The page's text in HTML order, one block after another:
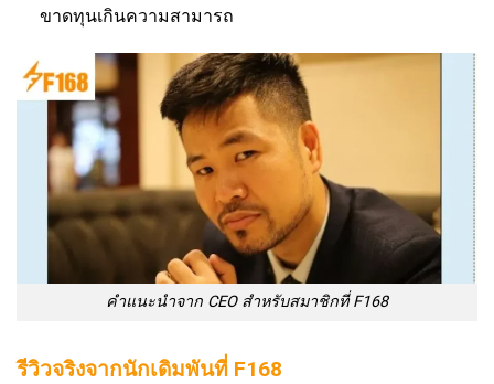
ขาดทุนเกินความสามารถ
คำแนะนำจาก CEO สำหรับสมาชิกที่ F168
รีวิวจริงจากนักเดิมพันที่ F168